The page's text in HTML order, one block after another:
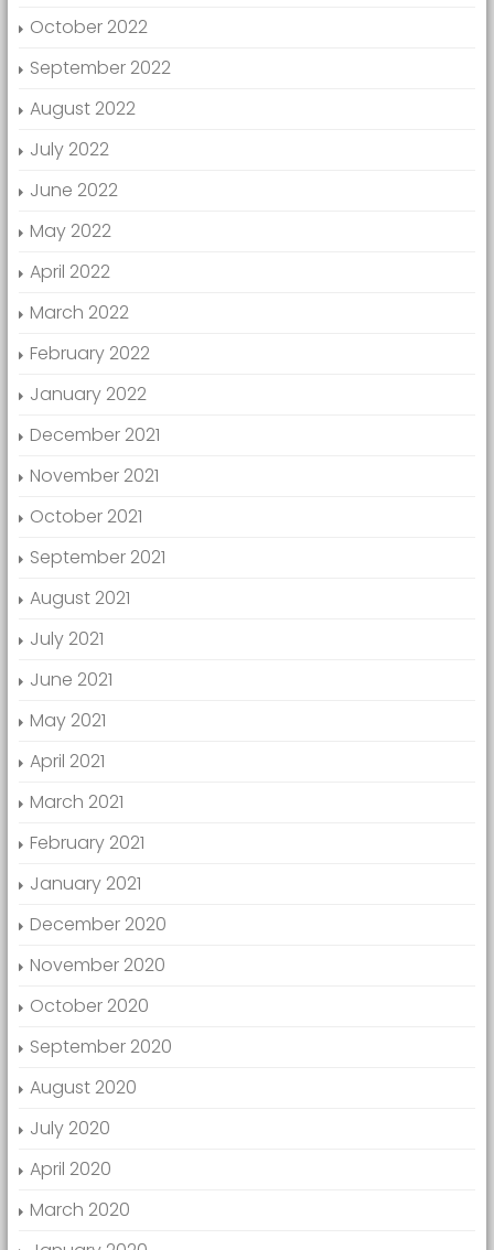
October 2022
September 2022
August 2022
July 2022
June 2022
May 2022
April 2022
March 2022
February 2022
January 2022
December 2021
November 2021
October 2021
September 2021
August 2021
July 2021
June 2021
May 2021
April 2021
March 2021
February 2021
January 2021
December 2020
November 2020
October 2020
September 2020
August 2020
July 2020
April 2020
March 2020